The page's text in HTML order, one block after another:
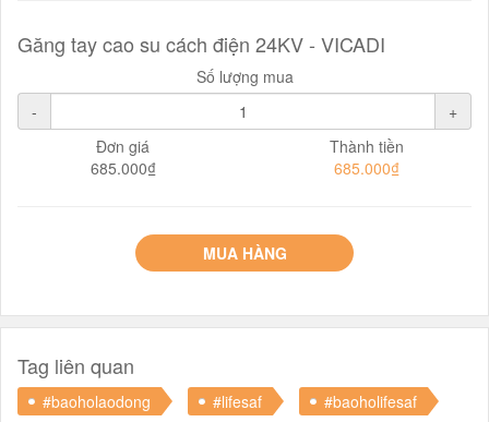
Găng tay cao su cách điện 24KV - VICADI
Số lượng mua
-
+
Đơn giá
685.000₫
Thành tiền
685.000₫
MUA HÀNG
Tag liên quan
#baoholaodong #lifesaf
#baoholifesaf